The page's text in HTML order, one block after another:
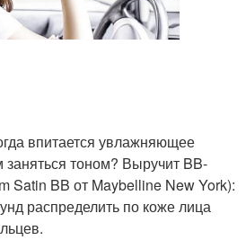
впитается увлажняющее
заняться тоном? Выручит BB-
Satin BB от Maybelline New York):
распределить по коже лица